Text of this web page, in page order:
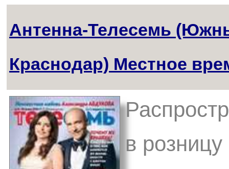
Антенна-Телесемь
Краснодар) Местное
в розницу